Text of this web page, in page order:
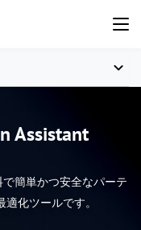
Assistant
簡単かつ安全なパーテ
化ツールです。